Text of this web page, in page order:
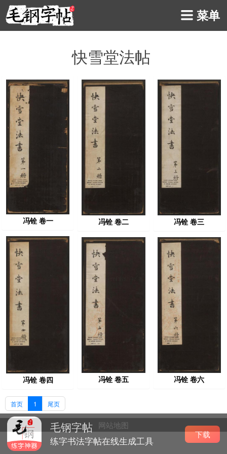
菜单
快雪堂法帖
冯铨 卷一
冯铨 卷四
冯铨 卷二
冯铨 卷五
冯铨 卷三
冯铨 卷六
首页 1 尾页
网站地图
毛钢字帖
练字书法字帖在线生成工具
下载